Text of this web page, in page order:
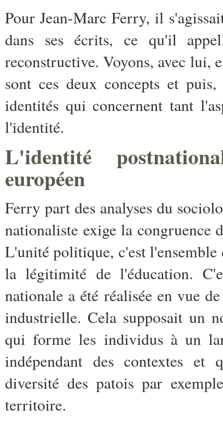
Pour Jean-Marc Ferry, il
dans ses écrits, ce qu'il
reconstructive. Voyons, avec lui,
sont ces deux concepts et
identités qui concernent tant
l'identité.
L'identité
européen
Ferry part des analyses du
nationaliste exige la
L'unité politique, c'est
la légitimité de l'éducation.
nationale a été réalisée en vue
industrielle. Cela supposait un
qui forme les individus à un
indépendant des contextes
diversité des patois par
territoire.